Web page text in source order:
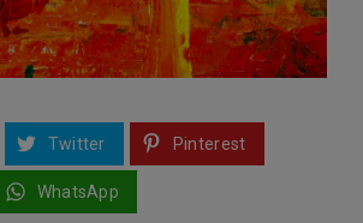
Twitter Pinterest
WhatsApp